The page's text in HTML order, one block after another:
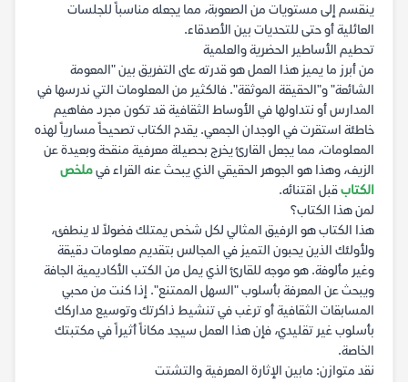
ينقسم إلى مستويات من الصعوبة، مما يجعله مناسباً للجلسات
العائلية أو حتى للتحديات بين الأصدقاء.
تحطيم الأساطير الحضرية والعلمية
من أبرز ما يميز هذا العمل هو قدرته على التفريق بين "المعومة
الشائعة" و"الحقيقة الموثقة". فالكثير من المعلومات التي ندرسها في
المدارس أو نتداولها في الأوساط الثقافية قد تكون مجرد مفاهيم
خاطئة استقرت في الوجدان الجمعي. يقدم الكتاب تصحيحاً مسارياً لهذه
المعلومات، مما يجعل القارئ يخرج بحصيلة معرفية منقحة وبعيدة عن
الزيف، وهذا هو الجوهر الحقيقي الذي يبحث عنه القراء فيملخص
الكتابقبل اقتنائه.
لمن هذا الكتاب؟
هذا الكتاب هو الرفيق المثالي لكل شخص يمتلك فضولاً لا ينطفئ،
ولأولئك الذين يحبون التميز في المجالس بتقديم معلومات دقيقة
وغير مألوفة. هو موجه للقارئ الذي يمل من الكتب الأكاديمية الجافة
ويبحث عن المعرفة بأسلوب "السهل الممتنع". إذا كنت من محبي
المسابقات الثقافية أو ترغب في تنشيط ذاكرتك وتوسيع مداركك
بأسلوب غير تقليدي، فإن هذا العمل سيجد مكاناً أثيراً في مكتبتك
الخاصة.
نقد متوازن: مابين الإثارة المعرفية والتشتت